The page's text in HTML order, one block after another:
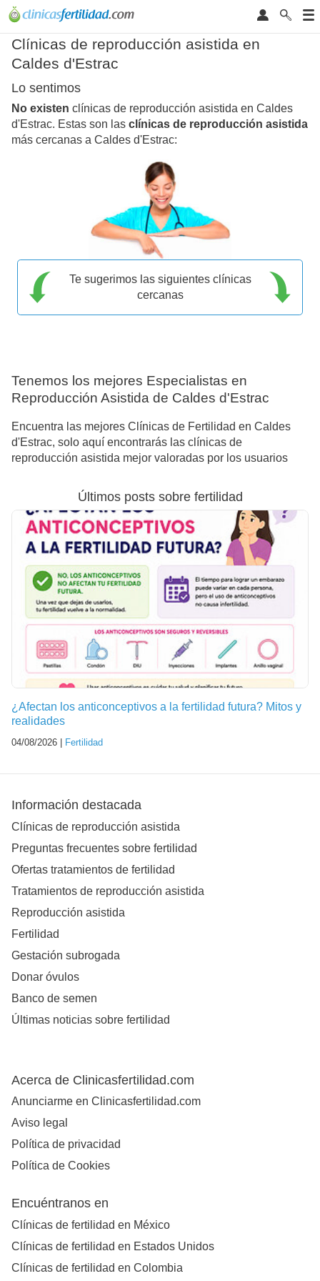
Clínicas de reproducción asistida en
Caldes d'Estrac
Lo sentimos
No existen clínicas de reproducción asistida en Caldes
d'Estrac. Estas son las clínicas de reproducción asistida
más cercanas a Caldes d'Estrac:
Te sugerimos las siguientes clínicas
cercanas
Tenemos los mejores Especialistas en
Reproducción Asistida de Caldes d'Estrac
Encuentra las mejores Clínicas de Fertilidad en Caldes
d'Estrac, solo aquí encontrarás las clínicas de
reproducción asistida mejor valoradas por los usuarios
Últimos posts sobre fertilidad
¿Afectan los anticonceptivos a la fertilidad futura? Mitos y
realidades
04/08/2026 | Fertilidad
Información destacada
Clínicas de reproducción asistida
Preguntas frecuentes sobre fertilidad
Ofertas tratamientos de fertilidad
Tratamientos de reproducción asistida
Reproducción asistida
Fertilidad
Gestación subrogada
Donar óvulos
Banco de semen
Últimas noticias sobre fertilidad
Acerca de Clinicasfertilidad.com
Anunciarme en Clinicasfertilidad.com
Aviso legal
Política de privacidad
Política de Cookies
Encuéntranos en
Clínicas de fertilidad en México
Clínicas de fertilidad en Estados Unidos
Clínicas de fertilidad en Colombia